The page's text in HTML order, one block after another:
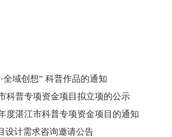
全域创想” 科普作品的通知
科普专项资金项目拟立项的公示
度湛江市科普专项资金项目的通知
设计需求咨询邀请公告